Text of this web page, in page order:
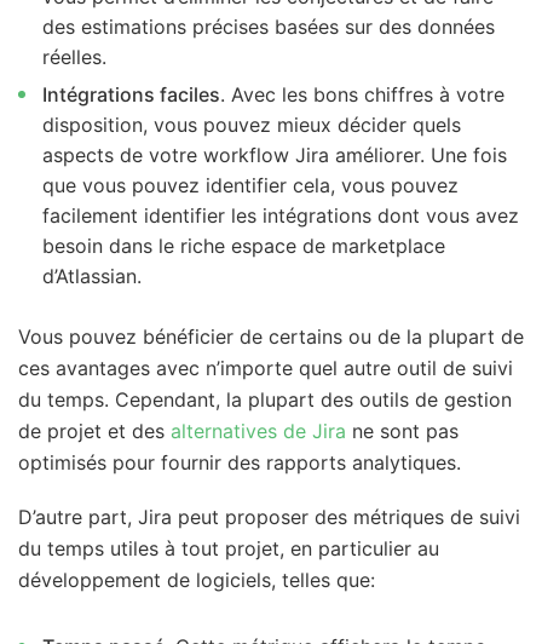
des estimations précises basées sur des données
réelles.
Intégrations faciles. Avec les bons chiffres à votre
disposition, vous pouvez mieux décider quels
aspects de votre workflow Jira améliorer. Une fois
que vous pouvez identifier cela, vous pouvez
facilement identifier les intégrations dont vous avez
besoin dans le riche espace de marketplace
d’Atlassian.
Vous pouvez bénéficier de certains ou de la plupart de
ces avantages avec n’importe quel autre outil de suivi
du temps. Cependant, la plupart des outils de gestion
de projet et des alternatives de Jira ne sont pas
optimisés pour fournir des rapports analytiques.
D’autre part, Jira peut proposer des métriques de suivi
du temps utiles à tout projet, en particulier au
développement de logiciels, telles que: